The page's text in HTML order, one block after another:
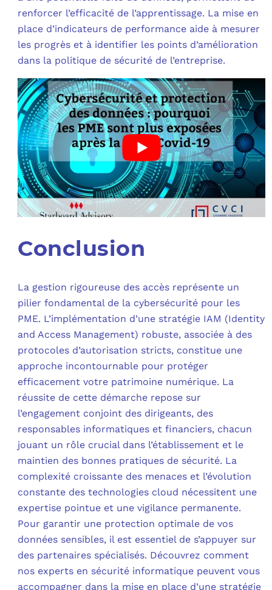
renforcer l’efficacité de l’apprentissage. La mise en
place d’indicateurs de performance aide à mesurer
les progrès et à identifier les points d’amélioration
dans la politique de sécurité de l’entreprise.
Conclusion
La gestion rigoureuse des accès représente un
pilier fondamental de la cybersécurité pour les
PME. L’implémentation d’une stratégie IAM (Identity
and Access Management) robuste, associée à des
protocoles d’autorisation stricts, constitue une
approche incontournable pour protéger
efficacement votre patrimoine numérique. La
réussite de cette démarche repose sur
l’engagement conjoint des dirigeants, des
responsables informatiques et financiers, chacun
jouant un rôle crucial dans l’établissement et le
maintien des bonnes pratiques de sécurité. La
complexité croissante des menaces et l’évolution
constante des technologies cloud nécessitent une
expertise pointue et une vigilance permanente.
Pour garantir une protection optimale de vos
données sensibles, il est essentiel de s’appuyer sur
des partenaires spécialisés. Découvrez comment
nos experts en sécurité informatique peuvent vous
accompagner dans la mise en place d’une stratégie